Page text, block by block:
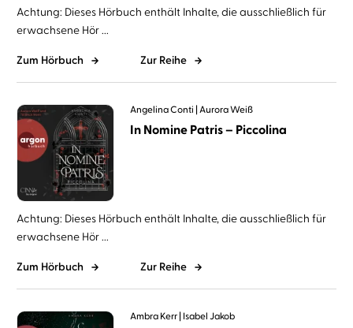
Achtung: Dieses Hörbuch enthält Inhalte, die ausschließlich für
erwachsene Hör ...
Zum Hörbuch Zur Reihe
Angelina Conti Aurora Weiß
In Nomine Patris – Piccolina
Achtung: Dieses Hörbuch enthält Inhalte, die ausschließlich für
erwachsene Hör ...
Zum Hörbuch Zur Reihe
Ambra Kerr Isabel Jakob